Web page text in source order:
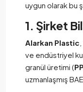
uygun olarak bu
1. Şirket
Alarkan Plastic
ve endüstriyel
granül üretimi (
uzmanlaşmış